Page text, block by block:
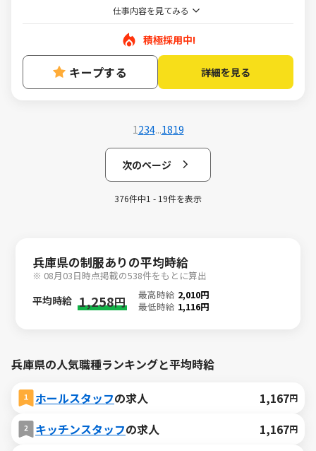
仕事内容を見てみる
積極採用中!
キープする 詳細を見る
1234...1819
次のページ
376件中1 - 19件を表示
兵庫県の制服ありの平均時給
※ 08月03日時点掲載の538件をもとに算出
平均時給 1,258円 最高時給 2,010円
最低時給 1,116円
兵庫県の人気職種ランキングと平均時給
ホールスタッフの求人 1,167円
キッチンスタッフの求人 1,167円